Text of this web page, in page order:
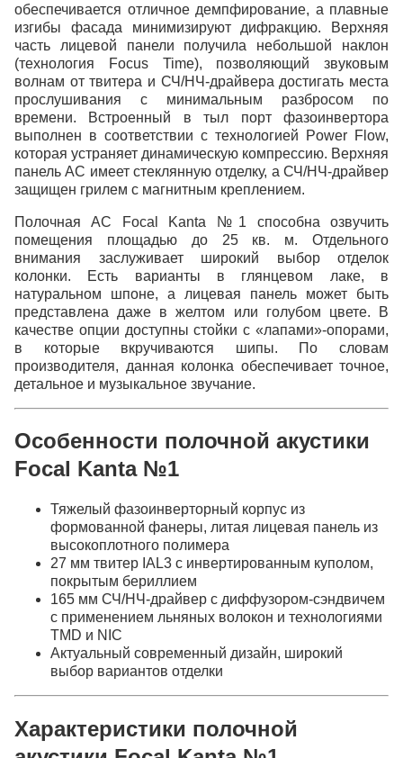
обеспечивается отличное демпфирование, а плавные
изгибы фасада минимизируют дифракцию. Верхняя
часть лицевой панели получила небольшой наклон
(технология Focus Time), позволяющий звуковым
волнам от твитера и СЧ/НЧ-драйвера достигать места
прослушивания с минимальным разбросом по
времени. Встроенный в тыл порт фазоинвертора
выполнен в соответствии с технологией Power Flow,
которая устраняет динамическую компрессию. Верхняя
панель АС имеет стеклянную отделку, а СЧ/НЧ-драйвер
защищен грилем с магнитным креплением.
Полочная АС Focal Kanta №1 способна озвучить
помещения площадью до 25 кв. м. Отдельного
внимания заслуживает широкий выбор отделок
колонки. Есть варианты в глянцевом лаке, в
натуральном шпоне, а лицевая панель может быть
представлена даже в желтом или голубом цвете. В
качестве опции доступны стойки с «лапами»-опорами,
в которые вкручиваются шипы. По словам
производителя, данная колонка обеспечивает точное,
детальное и музыкальное звучание.
Особенности полочной акустики
Focal Kanta №1
Тяжелый фазоинверторный корпус из
формованной фанеры, литая лицевая панель из
высокоплотного полимера
27 мм твитер IAL3 с инвертированным куполом,
покрытым бериллием
165 мм СЧ/НЧ-драйвер с диффузором-сэндвичем
с применением льняных волокон и технологиями
TMD и NIC
Актуальный современный дизайн, широкий
выбор вариантов отделки
Характеристики полочной